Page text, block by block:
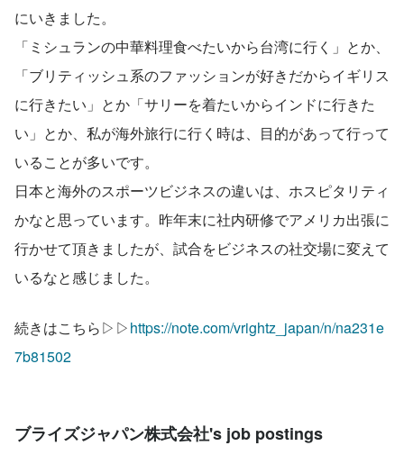
にいきました。
「ミシュランの中華料理食べたいから台湾に行く」とか、
「ブリティッシュ系のファッションが好きだからイギリス
に行きたい」とか「サリーを着たいからインドに行きた
い」とか、私が海外旅行に行く時は、目的があって行って
いることが多いです。
日本と海外のスポーツビジネスの違いは、ホスピタリティ
かなと思っています。昨年末に社内研修でアメリカ出張に
行かせて頂きましたが、試合をビジネスの社交場に変えて
いるなと感じました。
続きはこちら▷▷https://note.com/vrightz_japan/n/na231e
7b81502
ブライズジャパン株式会社's job postings